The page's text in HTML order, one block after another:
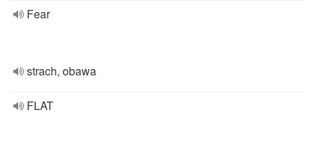
Fear
strach, obawa
FLAT